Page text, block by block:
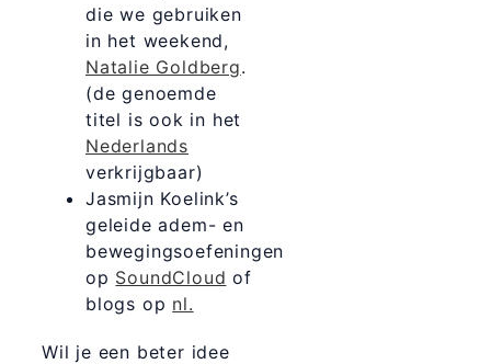
die we gebruiken
in het weekend,
Natalie Goldberg.
(de genoemde
titel is ook in het
Nederlands
verkrijgbaar)
Jasmijn Koelink’s
geleide adem- en
bewegingsoefeningen
op SoundCloud of
blogs op nl.
Wil je een beter idee